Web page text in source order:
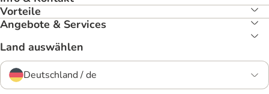
Vorteile
Angebote & Services
Land auswählen
Deutschland / de